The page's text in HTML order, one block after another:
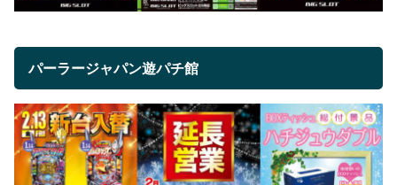
パーラージャパン遊パチ館